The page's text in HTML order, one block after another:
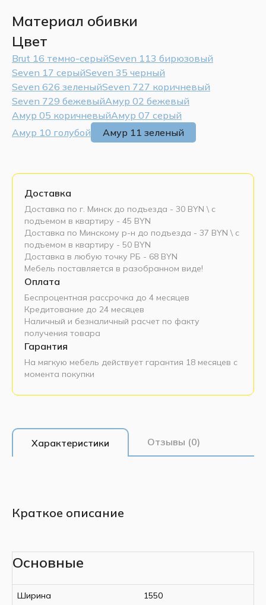
Материал обивки
Цвет
Brut 16 темно-серыйSeven 113 бирюзовый
Seven 17 серыйSeven 35 черный
Seven 626 зеленыйSeven 727 коричневый
Seven 729 бежевыйАмур 02 бежевый
Амур 05 коричневыйАмур 07 серый
Амур 10 голубой
Амур 11 зеленый
Доставка
Доставка по г. Минск до подъезда - 30 BYN \ c
подъемом в квартиру - 45 BYN
Доставка по Минскому р-н до подъезда - 37 BYN \ c
подъемом в квартиру - 50 BYN
Доставка в любую точку РБ - 68 BYN
Мебель поставляется в разобранном виде!
Оплата
Беспроцентная рассрочка до 4 месяцев
Кредитование до 24 месяцев
Наличный и безналичный расчет по факту
получения товара
Гарантия
На мягкую мебель действует гарантия 18 месяцев с
момента покупки
Характеристики Отзывы (0)
Краткое описание
Основные
Ширина 1550